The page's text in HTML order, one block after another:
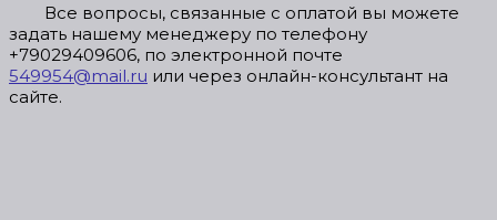
Все вопросы, связанные с оплатой вы можете
задать нашему менеджеру по телефону
+79029409606, по электронной почте
549954@mail.ru или через онлайн-консультант на
сайте.